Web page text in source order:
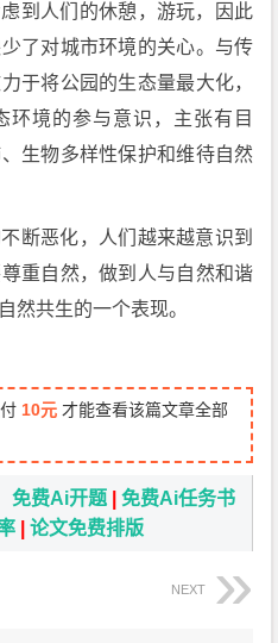
到人们的休憩，游玩，因此
了对城市环境的关心。与传
于将公园的生态量最大化，
环境的参与意识，主张有目
生物多样性保护和维待自然
断恶化，人们越来越意识到
重自然，做到人与自然和谐
然共生的一个表现。
10元 才能查看该篇文章全部
免费Ai开题 |免费Ai任务书
|论文免费排版
NEXT